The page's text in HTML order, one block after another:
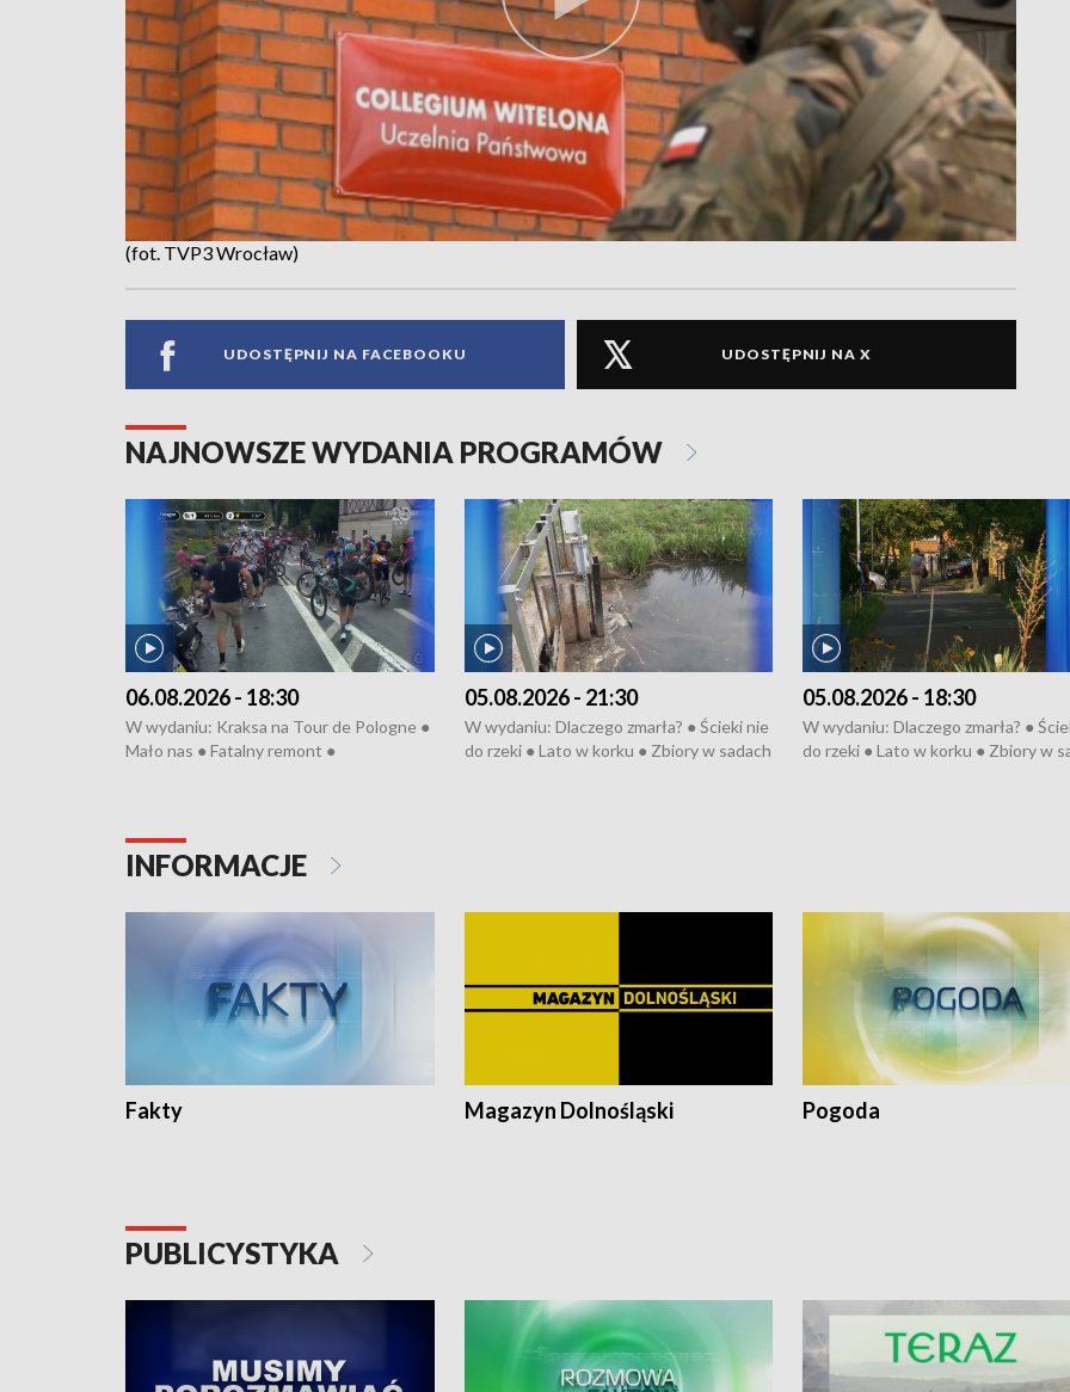
(fot. TVP3 Wrocław)
UDOSTĘPNIJ NA FACEBOOKU UDOSTĘPNIJ NA X
NAJNOWSZE WYDANIA PROGRAMÓW
06.08.2026 - 18:30
W wydaniu: Kraksa na Tour de Pologne ●
Mało nas ● Fatalny remont ●
Koniec upałów
05.08.2026 - 21:30
W wydaniu: Dlaczego zmarła? ● Ścieki nie
do rzeki ● Lato w korku ● Zbiory w sadach
05.08.2026 - 18:30
W wydaniu: Dlaczego zmarła? ●
do rzeki ● Lato w korku ● Zbiory w
INFORMACJE
Fakty Magazyn Dolnośląski Pogoda
PUBLICYSTYKA